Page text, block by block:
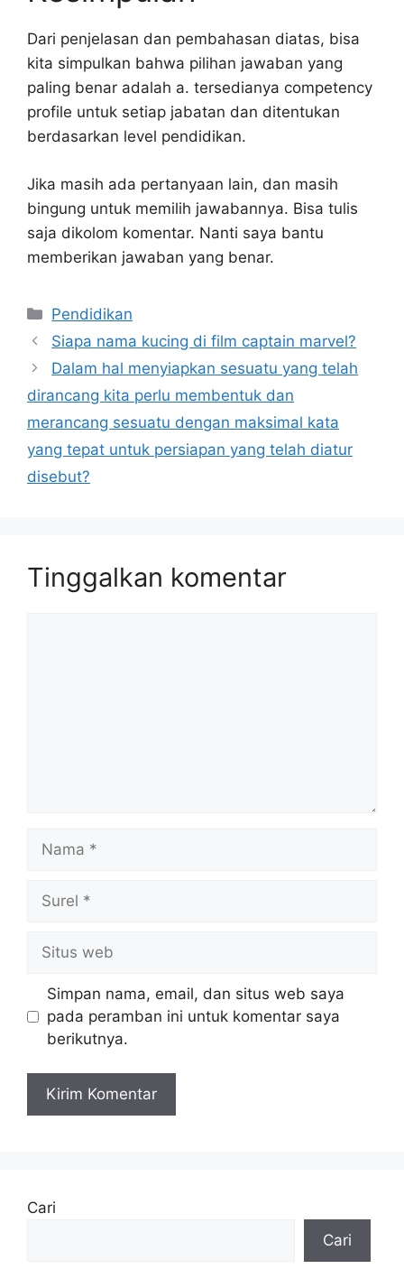
Dari penjelasan dan pembahasan diatas, bisa
kita simpulkan bahwa pilihan jawaban yang
paling benar adalah a. tersedianya competency
profile untuk setiap jabatan dan ditentukan
berdasarkan level pendidikan.
Jika masih ada pertanyaan lain, dan masih
bingung untuk memilih jawabannya. Bisa tulis
saja dikolom komentar. Nanti saya bantu
memberikan jawaban yang benar.
Kategori
Pendidikan
Siapa nama kucing di film captain marvel?
Dalam hal menyiapkan sesuatu yang telah
dirancang kita perlu membentuk dan
merancang sesuatu dengan maksimal kata
yang tepat untuk persiapan yang telah diatur
disebut?
Tinggalkan komentar
web
Simpan nama, email, dan situs web saya
pada peramban ini untuk komentar saya
berikutnya.
Cari
Cari